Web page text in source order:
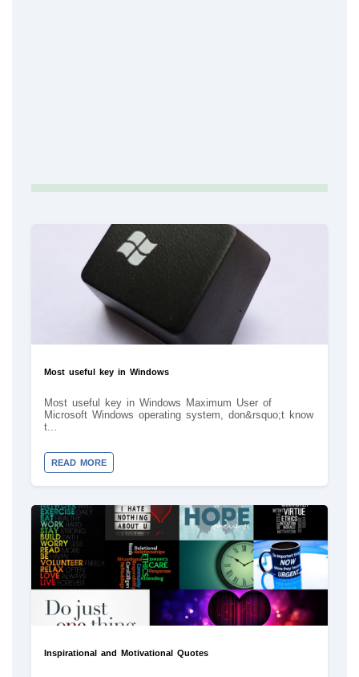
Most useful key in Windows
Most useful key in Windows Maximum User of
Microsoft Windows operating system, don&rsquo;t know
t...
READ MORE
Inspirational and Motivational Quotes